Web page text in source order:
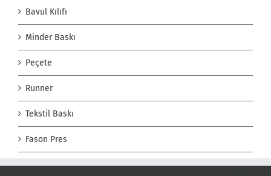
Bavul Kılıfı
Minder Baskı
Peçete
Runner
Tekstil Baskı
Fason Pres